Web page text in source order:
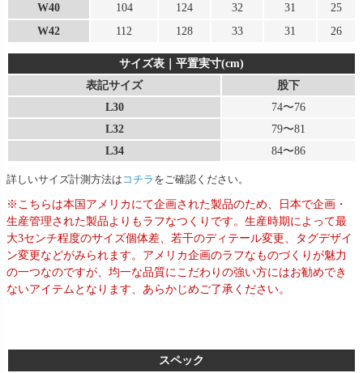
W40
104 124 32 31
25
W42
112 128 33 31 26
サイズ表｜平置実寸(cm)
表記サイズ
股下
L30
74〜76
L32
79〜81
L34
84〜86
詳しいサイズ計測方法は コチラ をご確認ください。
※こちらは本国アメリカにて企画された製品のため、日本で企画・
生産管理された製品よりもラフなつくりです。生産時期によって最
大3センチ程度のサイズ個体差、若干のディテール変更、タグデザイ
ン変更などがみられます。アメリカ企画のラフなものづくりが魅力
の一つなのですが、均一な品質にこだわりの強い方にはお勧めでき
ないアイテムとなります、あらかじめご了承ください。
スペック